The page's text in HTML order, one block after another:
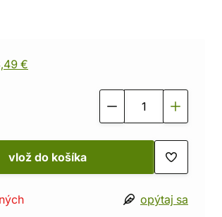
€
vlož do košíka
opýtaj sa